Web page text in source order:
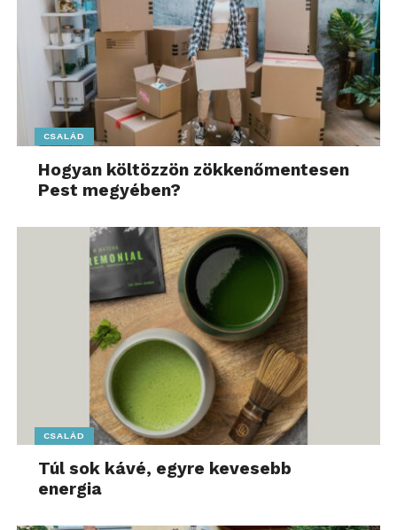
CSALÁD
Hogyan költözzön zökkenőmentesen
Pest megyében?
CSALÁD
Túl sok kávé, egyre kevesebb
energia